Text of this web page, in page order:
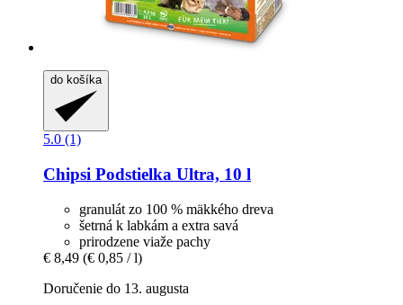
do košíka
5.0 (1)
Chipsi Podstielka Ultra, 10 l
granulát zo 100 % mäkkého dreva
šetrná k labkám a extra savá
prirodzene viaže pachy
€ 8,49 (€ 0,85 / l)
Doručenie do 13. augusta